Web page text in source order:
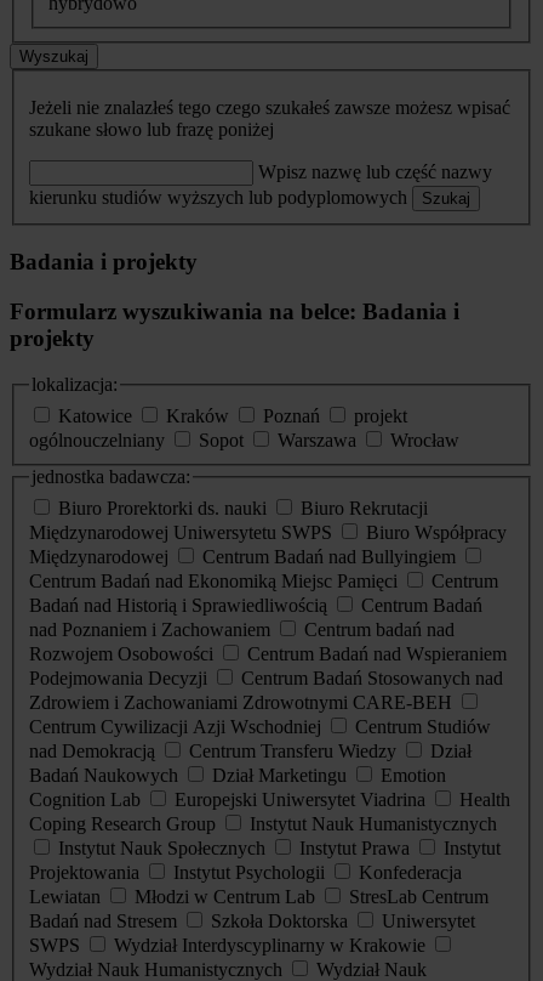
Wyszukaj
Jeżeli nie znalazłeś tego czego szukałeś zawsze możesz wpisać
szukane słowo lub frazę poniżej
Wpisz nazwę lub część nazwy
kierunku studiów wyższych lub podyplomowych
Szukaj
Badania i projekty
Formularz wyszukiwania na belce: Badania i
projekty
lokalizacja:
Katowice
Kraków Poznań
projekt
ogólnouczelniany
Sopot Warszawa
Wrocław
jednostka badawcza:
Biuro Prorektorki ds. nauki
Biuro Rekrutacji
Międzynarodowej Uniwersytetu SWPS
Biuro Współpracy
Międzynarodowej
Centrum Badań nad Bullyingiem
Centrum Badań nad Ekonomiką Miejsc Pamięci
Centrum
Badań nad Historią i Sprawiedliwością
Centrum Badań
nad Poznaniem i Zachowaniem
Centrum badań nad
Rozwojem Osobowości
Centrum Badań nad Wspieraniem
Podejmowania Decyzji
Centrum Badań Stosowanych nad
Zdrowiem i Zachowaniami Zdrowotnymi CARE-BEH
Centrum Cywilizacji Azji Wschodniej
Centrum Studiów
nad Demokracją
Centrum Transferu Wiedzy
Dział
Badań Naukowych
Dział Marketingu
Emotion
Cognition Lab
Europejski Uniwersytet Viadrina
Health
Coping Research Group
Instytut Nauk Humanistycznych
Instytut Nauk Społecznych
Instytut Prawa
Instytut
Projektowania
Instytut Psychologii
Konfederacja
Lewiatan
Młodzi w Centrum Lab
StresLab Centrum
Badań nad Stresem
Szkoła Doktorska
Uniwersytet
SWPS
Wydział Interdyscyplinarny w Krakowie
Wydział Nauk Humanistycznych
Wydział Nauk